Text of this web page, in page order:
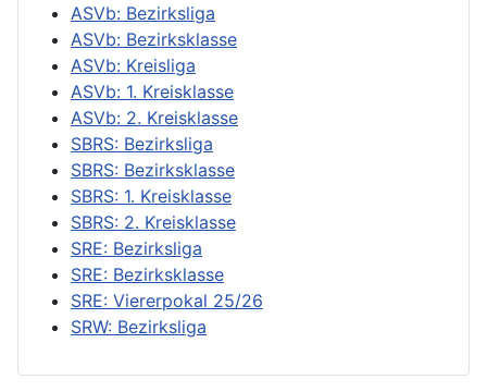
ASVb: Bezirksliga
ASVb: Bezirksklasse
ASVb: Kreisliga
ASVb: 1. Kreisklasse
ASVb: 2. Kreisklasse
SBRS: Bezirksliga
SBRS: Bezirksklasse
SBRS: 1. Kreisklasse
SBRS: 2. Kreisklasse
SRE: Bezirksliga
SRE: Bezirksklasse
SRE: Viererpokal 25/26
SRW: Bezirksliga